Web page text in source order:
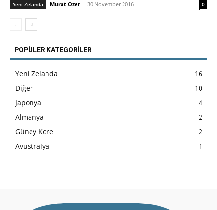
Yeni Zelanda Murat Ozer - 30 November 2016 0
POPÜLER KATEGORİLER
Yeni Zelanda
16
Diğer
10
Japonya
4
Almanya
2
Güney Kore
2
Avustralya
1